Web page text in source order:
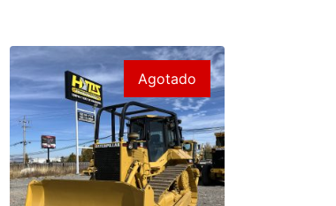
Agotado